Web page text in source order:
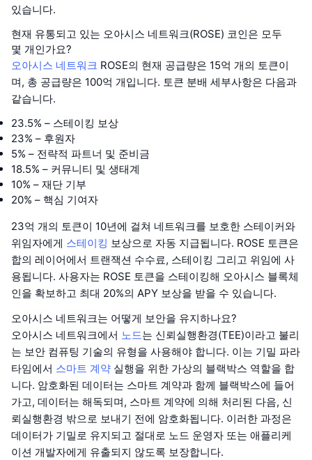
있습니다.
현재 유통되고 있는 오아시스 네트워크(ROSE) 코인은 모두
몇 개인가요?
오아시스 네트워크 ROSE의 현재 공급량은 15억 개의 토큰이
며, 총 공급량은 100억 개입니다. 토큰 분배 세부사항은 다음과
같습니다.
23.5% – 스테이킹 보상
23% – 후원자
5% – 전략적 파트너 및 준비금
18.5% – 커뮤니티 및 생태계
10% – 재단 기부
20% – 핵심 기여자
23억 개의 토큰이 10년에 걸쳐 네트워크를 보호한 스테이커와
위임자에게 스테이킹 보상으로 자동 지급됩니다. ROSE 토큰은
합의 레이어에서 트랜잭션 수수료, 스테이킹 그리고 위임에 사
용됩니다. 사용자는 ROSE 토큰을 스테이킹해 오아시스 블록체
인을 확보하고 최대 20%의 APY 보상을 받을 수 있습니다.
오아시스 네트워크는 어떻게 보안을 유지하나요?
오아시스 네트워크에서 노드는 신뢰실행환경(TEE)이라고 불리
는 보안 컴퓨팅 기술의 유형을 사용해야 합니다. 이는 기밀 파라
타임에서 스마트 계약 실행을 위한 가상의 블랙박스 역할을 합
니다. 암호화된 데이터는 스마트 계약과 함께 블랙박스에 들어
가고, 데이터는 해독되며, 스마트 계약에 의해 처리된 다음, 신
뢰실행환경 밖으로 보내기 전에 암호화됩니다. 이러한 과정은
데이터가 기밀로 유지되고 절대로 노드 운영자 또는 애플리케
이션 개발자에게 유출되지 않도록 보장합니다.